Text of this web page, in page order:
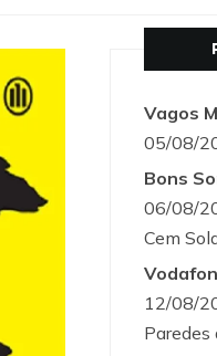
Vagos
05/08/
Bons
06/08/
Cem
12/08/
Paredes